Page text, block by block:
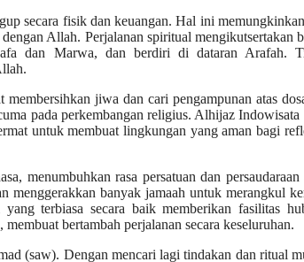
secara fisik dan keuangan. Hal ini
Allah. Perjalanan spiritual mengikutsertakan
dan Marwa, dan berdiri di dataran Arafah.
jiwa dan cari pengampunan atas
pada perkembangan religius. Alhijaz Indowisata
untuk membuat lingkungan yang aman bagi
menumbuhkan rasa persatuan dan persaudaraan
banyak jamaah untuk merangkul
terbiasa secara baik memberikan fasilitas
bertambah perjalanan secara keseluruhan.
(saw). Dengan mencari lagi tindakan dan ritual